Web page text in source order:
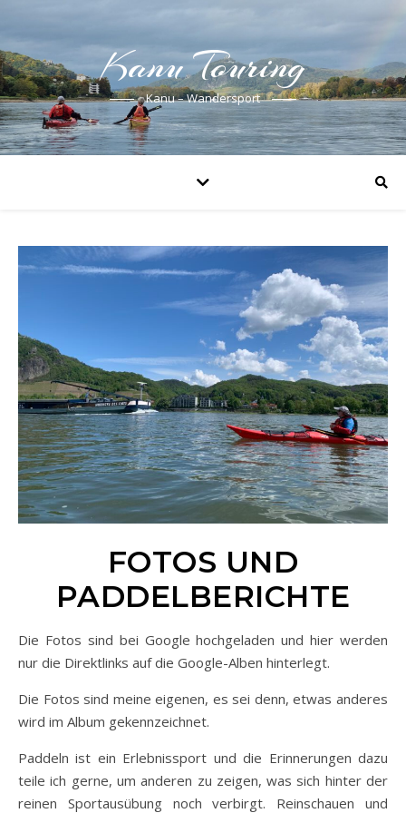
Kanu Touring
Kanu – Wandersport
FOTOS UND
PADDELBERICHTE
Die Fotos sind bei Google hochgeladen und hier werden
nur die Direktlinks auf die Google-Alben hinterlegt.
Die Fotos sind meine eigenen, es sei denn, etwas anderes
wird im Album gekennzeichnet.
Paddeln ist ein Erlebnissport und die Erinnerungen dazu
teile ich gerne, um anderen zu zeigen, was sich hinter der
reinen Sportausübung noch verbirgt. Reinschauen und